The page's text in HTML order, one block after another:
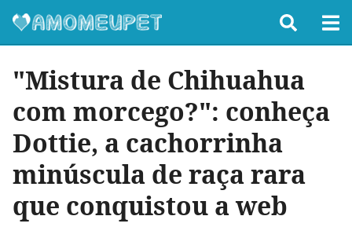
"Mistura de Chihuahua
com morcego?": conheça
Dottie, a cachorrinha
minúscula de raça rara
que conquistou a web